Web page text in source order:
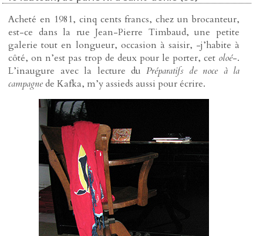
Acheté en 1981, cinq cents francs, chez un brocanteur,
est-ce dans la rue Jean-Pierre Timbaud, une petite
galerie tout en longueur, occasion à saisir, -j’habite à
côté, on n’est pas trop de deux pour le porter, cet oloé-.
L’inaugure avec la lecture duPréparatifs de noce à la
campagnede Kafka, m’y assieds aussi pour écrire.